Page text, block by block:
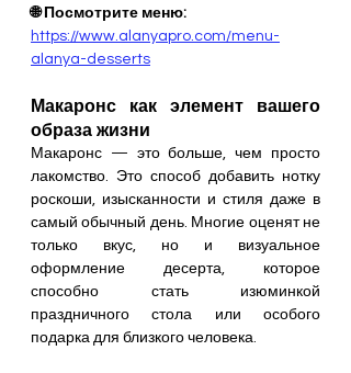
🌐 Посмотрите меню:
https://www.alanyapro.com/menu-
alanya-desserts
Макаронс как элемент вашего
образа жизни
Макаронс — это больше, чем просто
лакомство. Это способ добавить нотку
роскоши, изысканности и стиля даже в
самый обычный день. Многие оценят не
только вкус, но и визуальное
оформление десерта, которое
способно стать изюминкой
праздничного стола или особого
подарка для близкого человека.